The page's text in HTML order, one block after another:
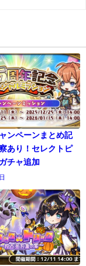
ンペーンまとめ記
あり！セレクトピ
チャ追加